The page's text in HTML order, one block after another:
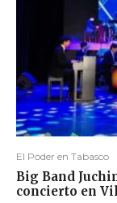
El Poder en Tabasco
Big Band
concierto en